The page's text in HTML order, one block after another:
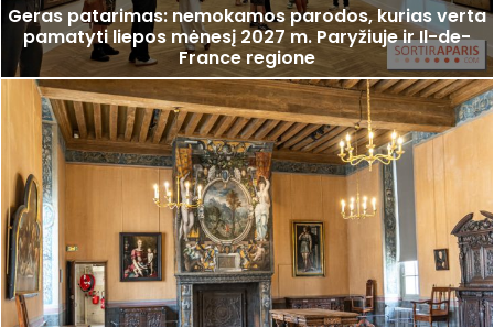
Geras patarimas: nemokamos parodos, kurias verta
pamatyti liepos mėnesį 2027 m. Paryžiuje ir Il-de-
France regione